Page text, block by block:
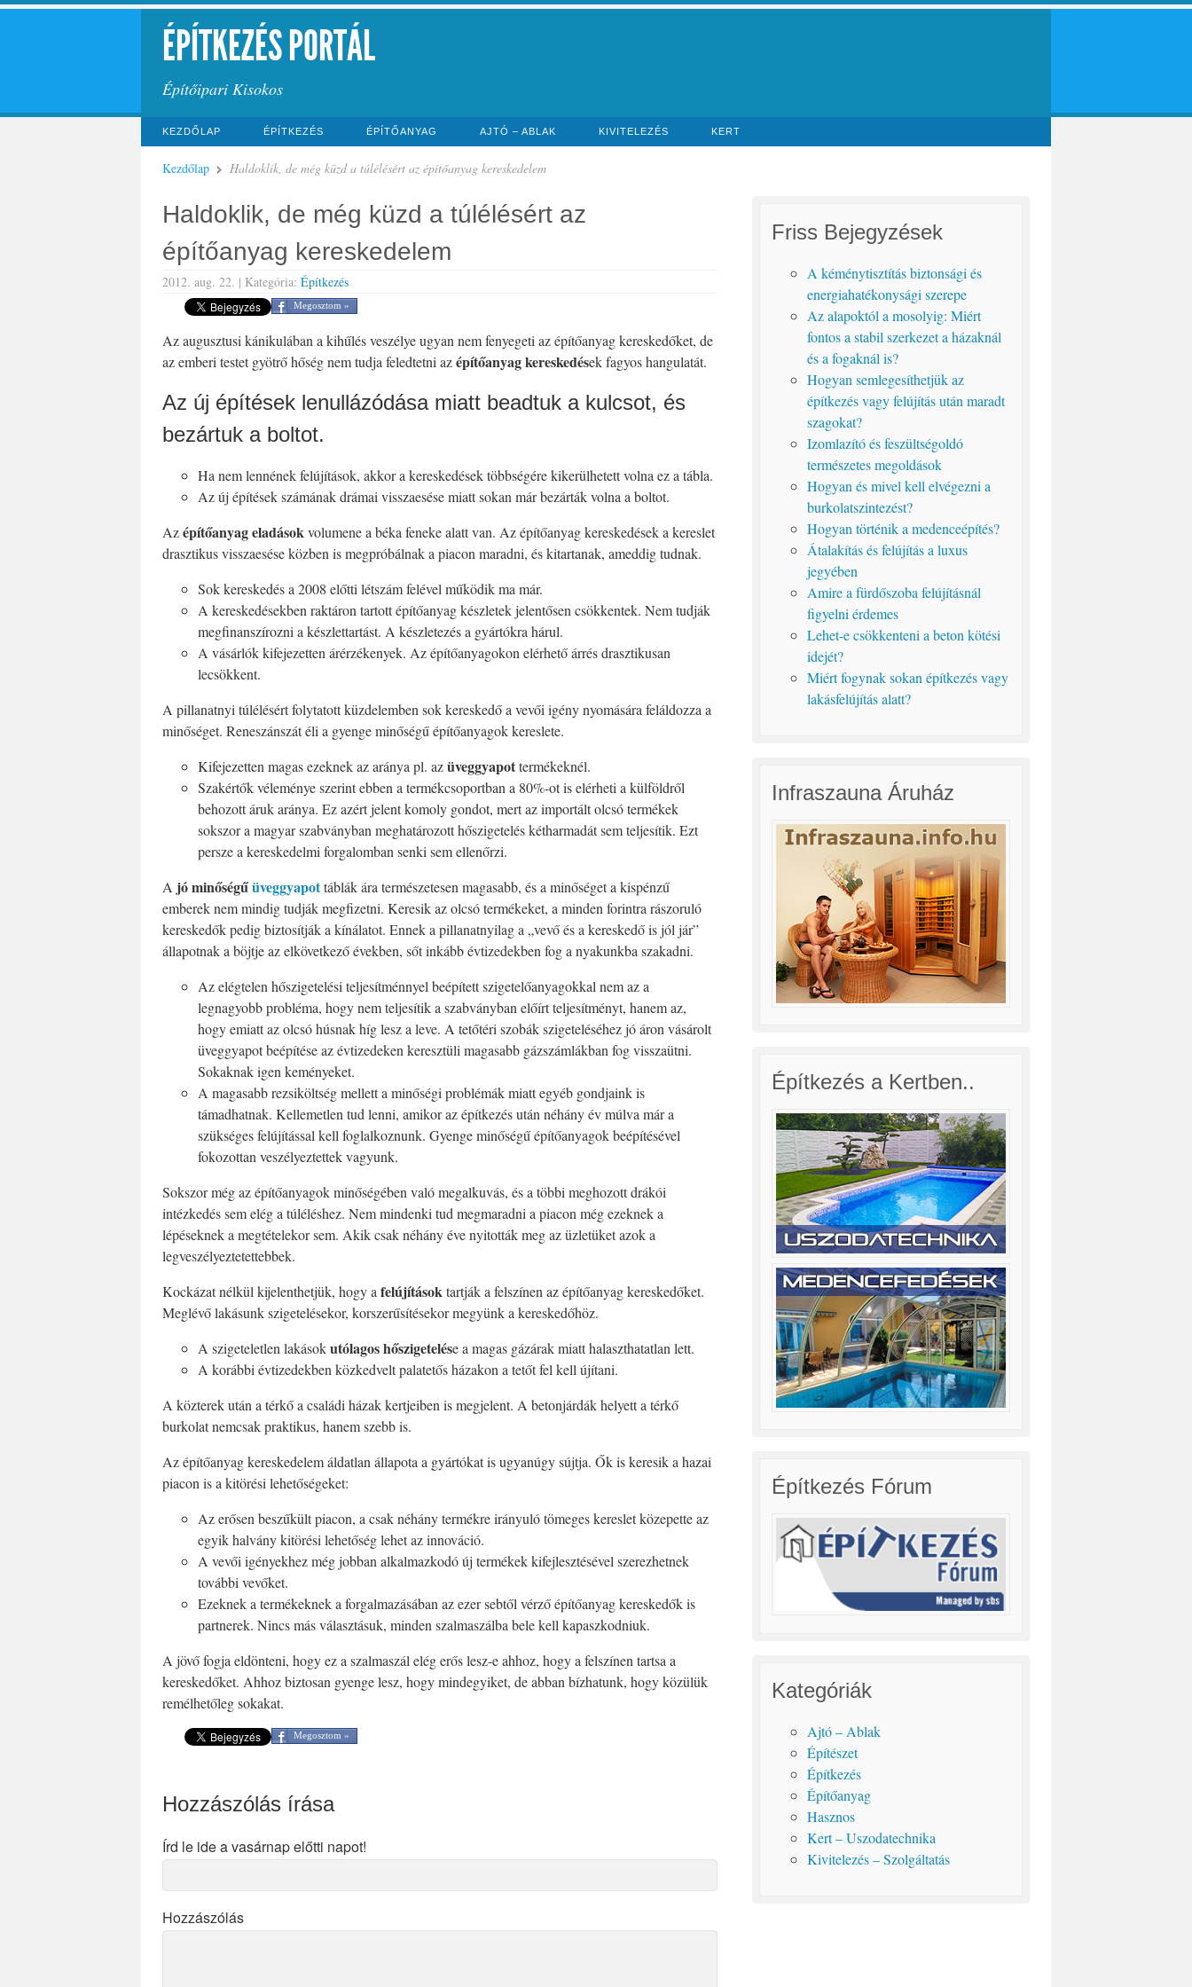
ÉPÍTKEZÉS PORTÁL
Építőipari Kisokos
KEZDŐLAP ÉPÍTKEZÉS ÉPÍTŐANYAG AJTÓ – ABLAK KIVITELEZÉS KERT
Kezdőlap Haldoklik, de még küzd a túlélésért az építőanyag kereskedelem
Haldoklik, de még küzd a túlélésért az
építőanyag kereskedelem
2012. aug. 22. | Kategória: Építkezés
Megosztom »
Az augusztusi kánikulában a kihűlés veszélye ugyan nem fenyegeti az építőanyag kereskedőket, de
az emberi testet gyötrő hőség nem tudja feledtetni azépítőanyag kereskedések fagyos hangulatát.
Az új építések lenullázódása miatt beadtuk a kulcsot, és
bezártuk a boltot.
Ha nem lennének felújítások, akkor a kereskedések többségére kikerülhetett volna ez a tábla.
Az új építések számának drámai visszaesése miatt sokan már bezárták volna a boltot.
Azépítőanyag eladásokvolumene a béka feneke alatt van. Az építőanyag kereskedések a kereslet
drasztikus visszaesése közben is megpróbálnak a piacon maradni, és kitartanak, ameddig tudnak.
Sok kereskedés a 2008 előtti létszám felével működik ma már.
A kereskedésekben raktáron tartott építőanyag készletek jelentősen csökkentek. Nem tudják
megfinanszírozni a készlettartást. A készletezés a gyártókra hárul.
A vásárlók kifejezetten árérzékenyek. Az építőanyagokon elérhető árrés drasztikusan
lecsökkent.
A pillanatnyi túlélésért folytatott küzdelemben sok kereskedő a vevői igény nyomására feláldozza a
minőséget. Reneszánszát éli a gyenge minőségű építőanyagok kereslete.
Kifejezetten magas ezeknek az aránya pl. azüveggyapottermékeknél.
Szakértők véleménye szerint ebben a termékcsoportban a 80%-ot is elérheti a külföldről
behozott áruk aránya. Ez azért jelent komoly gondot, mert az importált olcsó termékek
sokszor a magyar szabványban meghatározott hőszigetelés kétharmadát sem teljesítik. Ezt
persze a kereskedelmi forgalomban senki sem ellenőrzi.
A jó minőségűüveggyapottáblák ára természetesen magasabb, és a minőséget a kispénzű
emberek nem mindig tudják megfizetni. Keresik az olcsó termékeket, a minden forintra rászoruló
kereskedők pedig biztosítják a kínálatot. Ennek a pillanatnyilag a „vevő és a kereskedő is jól jár”
állapotnak a böjtje az elkövetkező években, sőt inkább évtizedekben fog a nyakunkba szakadni.
Az elégtelen hőszigetelési teljesítménnyel beépített szigetelőanyagokkal nem az a
legnagyobb probléma, hogy nem teljesítik a szabványban előírt teljesítményt, hanem az,
hogy emiatt az olcsó húsnak híg lesz a leve. A tetőtéri szobák szigeteléséhez jó áron vásárolt
üveggyapot beépítése az évtizedeken keresztüli magasabb gázszámlákban fog visszaütni.
Sokaknak igen keményeket.
A magasabb rezsiköltség mellett a minőségi problémák miatt egyéb gondjaink is
támadhatnak. Kellemetlen tud lenni, amikor az építkezés után néhány év múlva már a
szükséges felújítással kell foglalkoznunk. Gyenge minőségű építőanyagok beépítésével
fokozottan veszélyeztettek vagyunk.
Sokszor még az építőanyagok minőségében való megalkuvás, és a többi meghozott drákói
intézkedés sem elég a túléléshez. Nem mindenki tud megmaradni a piacon még ezeknek a
lépéseknek a megtételekor sem. Akik csak néhány éve nyitották meg az üzletüket azok a
legveszélyeztetettebbek.
Kockázat nélkül kijelenthetjük, hogy afelújításoktartják a felszínen az építőanyag kereskedőket.
Meglévő lakásunk szigetelésekor, korszerűsítésekor megyünk a kereskedőhöz.
A szigeteletlen lakásokutólagos hőszigetelése a magas gázárak miatt halaszthatatlan lett.
A korábbi évtizedekben közkedvelt palatetős házakon a tetőt fel kell újítani.
A közterek után a térkő a családi házak kertjeiben is megjelent. A betonjárdák helyett a térkő
burkolat nemcsak praktikus, hanem szebb is.
Az építőanyag kereskedelem áldatlan állapota a gyártókat is ugyanúgy sújtja. Ők is keresik a hazai
piacon is a kitörési lehetőségeket:
Az erősen beszűkült piacon, a csak néhány termékre irányuló tömeges kereslet közepette az
egyik halvány kitörési lehetőség lehet az innováció.
A vevői igényekhez még jobban alkalmazkodó új termékek kifejlesztésével szerezhetnek
további vevőket.
Ezeknek a termékeknek a forgalmazásában az ezer sebtől vérző építőanyag kereskedők is
partnerek. Nincs más választásuk, minden szalmaszálba bele kell kapaszkodniuk.
A jövő fogja eldönteni, hogy ez a szalmaszál elég erős lesz-e ahhoz, hogy a felszínen tartsa a
kereskedőket. Ahhoz biztosan gyenge lesz, hogy mindegyiket, de abban bízhatunk, hogy közülük
remélhetőleg sokakat.
Megosztom »
Hozzászólás írása
Írd le ide a vasárnap előtti napot!
Hozzászólás
Friss Bejegyzések
A kéménytisztítás biztonsági és
energiahatékonysági szerepe
Az alapoktól a mosolyig: Miért
fontos a stabil szerkezet a házaknál
és a fogaknál is?
Hogyan semlegesíthetjük az
építkezés vagy felújítás után maradt
szagokat?
Izomlazító és feszültségoldó
természetes megoldások
Hogyan és mivel kell elvégezni a
burkolatszintezést?
Hogyan történik a medenceépítés?
Átalakítás és felújítás a luxus
jegyében
Amire a fürdőszoba felújításnál
figyelni érdemes
Lehet-e csökkenteni a beton kötési
idejét?
Miért fogynak sokan építkezés vagy
lakásfelújítás alatt?
Infraszauna Áruház
Építkezés a Kertben..
Építkezés Fórum
Kategóriák
Ajtó – Ablak
Építészet
Építkezés
Építőanyag
Hasznos
Kert – Uszodatechnika
Kivitelezés – Szolgáltatás